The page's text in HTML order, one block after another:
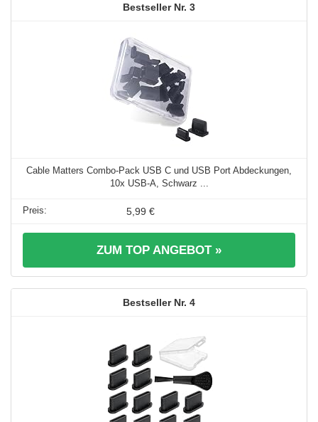
3
Cable Matters Combo-Pack USB C und USB Port Abdeckungen,
10x USB-A, Schwarz ...
5,99 €
ZUM TOP ANGEBOT »
4